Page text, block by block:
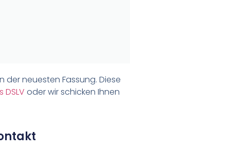
neuesten Fassung. Diese
oder wir schicken Ihnen